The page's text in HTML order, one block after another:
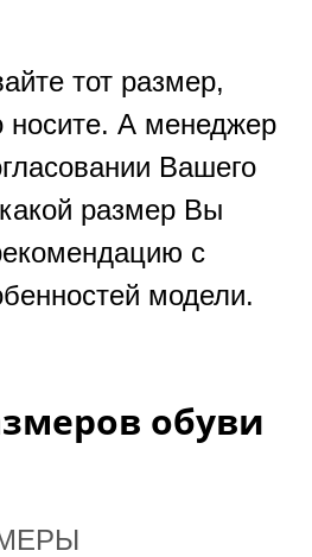
тот размер,
носите. А менеджер
Вашего
размер Вы
с
модели.
обуви